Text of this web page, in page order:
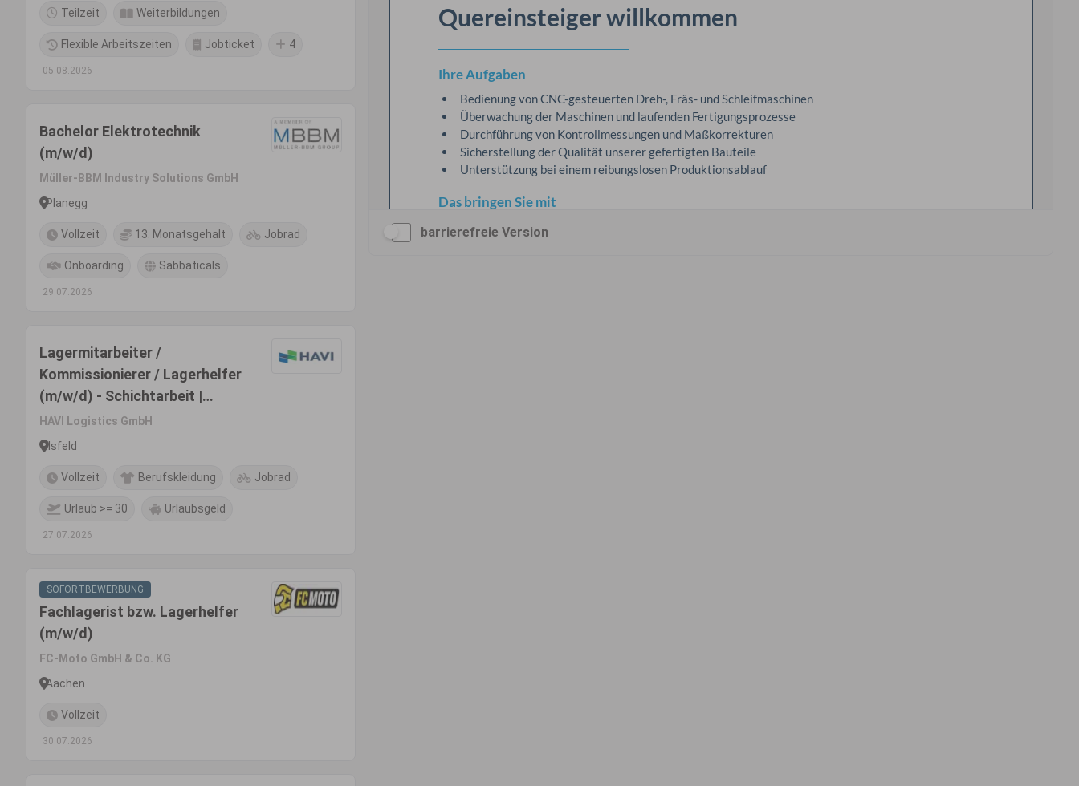
Teilzeit Weiterbildungen
Flexible Arbeitszeiten Jobticket 4
05.08.2026
Bachelor Elektrotechnik
(m/w/d)
Müller-BBM Industry Solutions GmbH
Planegg
Vollzeit 13. Monatsgehalt Jobrad
Onboarding Sabbaticals
29.07.2026
Lagermitarbeiter /
Kommissionierer / Lagerhelfer
(m/w/d) - Schichtarbeit |
Ilsfeld (bei Heilbronn,
Ludwigsburg, Bietigheim-
HAVI Logistics GmbH
Ilsfeld
Vollzeit Berufskleidung Jobrad
Urlaub >= 30 Urlaubsgeld
27.07.2026
SOFORTBEWERBUNG
Fachlagerist bzw. Lagerhelfer
(m/w/d)
FC-Moto GmbH & Co. KG
Aachen
Vollzeit
30.07.2026
barrierefreie Version